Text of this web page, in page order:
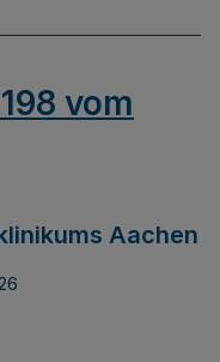
vom
Aachen